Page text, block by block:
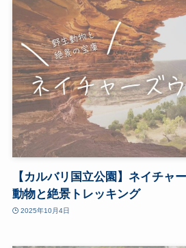
【カルバリ国立公園】ネイチャ
動物と絶景トレッキング
2025年10月4日